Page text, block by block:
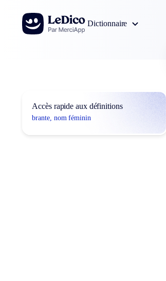
Aller au contenu
Dictionnaire
Accès rapide aux définitions
brante, nom féminin